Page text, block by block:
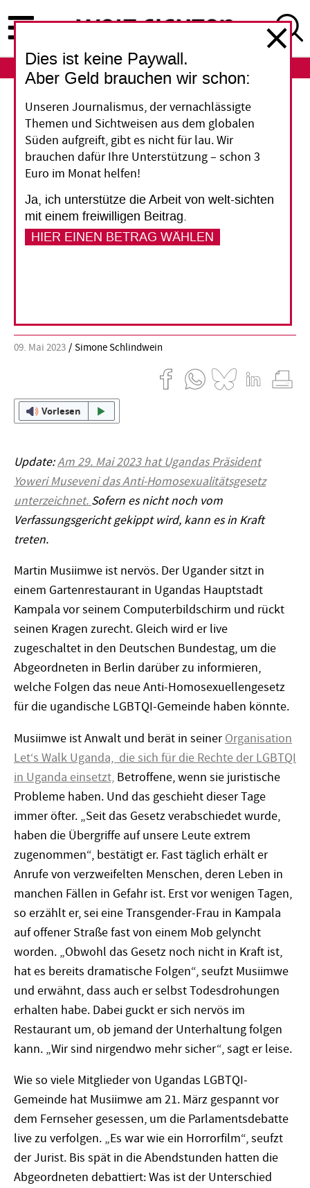
zum
Inhalt
ABO
LGBTQI-Gesetz in Uganda
Ein Instrument, alle zum
Schweigen zu bringen
Schon seit Jahren sind Homosexuelle und die
LGBTQI-Gemeinde in Uganda Hass und Hetze
ausgesetzt. Nun droht ihnen, wenn ein neues
09. Mai 2023 Simone Schlindwein
Vorlesen
Update:Am 29. Mai 2023 hat Ugandas Präsident
Yoweri Museveni das Anti-Homosexualitätsgesetz
unterzeichnet. Sofern es nicht noch vom
Verfassungsgericht gekippt wird, kann es in Kraft
treten.
Martin Musiimwe ist nervös. Der Ugander sitzt in
einem Gartenrestaurant in Ugandas Hauptstadt
Kampala vor seinem Computerbildschirm und rückt
seinen Kragen zurecht. Gleich wird er live
zugeschaltet in den Deutschen Bundestag, um die
Abgeordneten in Berlin darüber zu informieren,
welche Folgen das neue Anti-Homosexuellengesetz
für die ugandische LGBTQI-Gemeinde haben könnte.
Musiimwe ist Anwalt und berät in seinerOrganisation
Let‘s Walk Uganda, die sich für die Rechte der LGBTQI
in Uganda einsetzt, Betroffene, wenn sie juristische
Probleme haben. Und das geschieht dieser Tage
immer öfter. „Seit das Gesetz verabschiedet wurde,
haben die Übergriffe auf unsere Leute extrem
zugenommen“, bestätigt er. Fast täglich erhält er
Anrufe von verzweifelten Menschen, deren Leben in
manchen Fällen in Gefahr ist. Erst vor wenigen Tagen,
so erzählt er, sei eine Transgender-Frau in Kampala
auf offener Straße fast von einem Mob gelyncht
worden. „Obwohl das Gesetz noch nicht in Kraft ist,
hat es bereits dramatische Folgen“, seufzt Musiimwe
und erwähnt, dass auch er selbst Todesdrohungen
erhalten habe. Dabei guckt er sich nervös im
Restaurant um, ob jemand der Unterhaltung folgen
kann. „Wir sind nirgendwo mehr sicher“, sagt er leise.
Wie so viele Mitglieder von Ugandas LGBTQI-
Gemeinde hat Musiimwe am 21. März gespannt vor
dem Fernseher gesessen, um die Parlamentsdebatte
live zu verfolgen. „Es war wie ein Horrorfilm“, seufzt
der Jurist. Bis spät in die Abendstunden hatten die
Abgeordneten debattiert: Was ist der Unterschied
Dies ist keine Paywall.
Aber Geld brauchen wir schon:
Unseren Journalismus, der vernachlässigte
Themen und Sichtweisen aus dem globalen
Süden aufgreift, gibt es nicht für lau. Wir
brauchen dafür Ihre Unterstützung – schon 3
Euro im Monat helfen!
Ja, ich unterstütze die Arbeit von welt-sichten
mit einem freiwilligen Beitrag.
HIER EINEN BETRAG WÄHLEN